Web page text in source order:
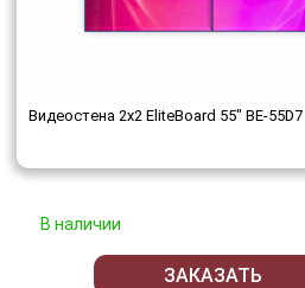
Видеостена 2x2 EliteBoard 55" BE-55D7
В наличии
ЗАКАЗАТЬ